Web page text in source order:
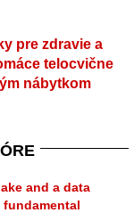
pre zdravie a
telocvične
nábytkom
and a data